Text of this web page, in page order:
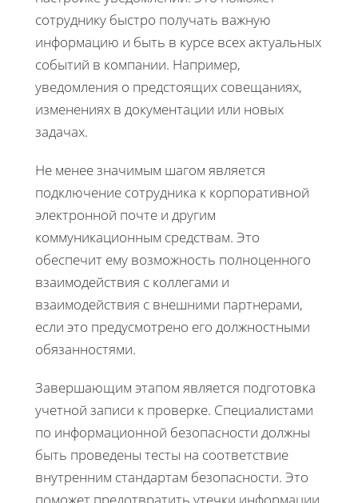
сотруднику быстро получать важную
информацию и быть в курсе всех актуальных
событий в компании. Например,
уведомления о предстоящих совещаниях,
изменениях в документации или новых
задачах.
Не менее значимым шагом является
подключение сотрудника к корпоративной
электронной почте и другим
коммуникационным средствам. Это
обеспечит ему возможность полноценного
взаимодействия с коллегами и
взаимодействия с внешними партнерами,
если это предусмотрено его должностными
обязанностями.
Завершающим этапом является подготовка
учетной записи к проверке. Специалистами
по информационной безопасности должны
быть проведены тесты на соответствие
внутренним стандартам безопасности. Это
поможет предотвратить утечки информации